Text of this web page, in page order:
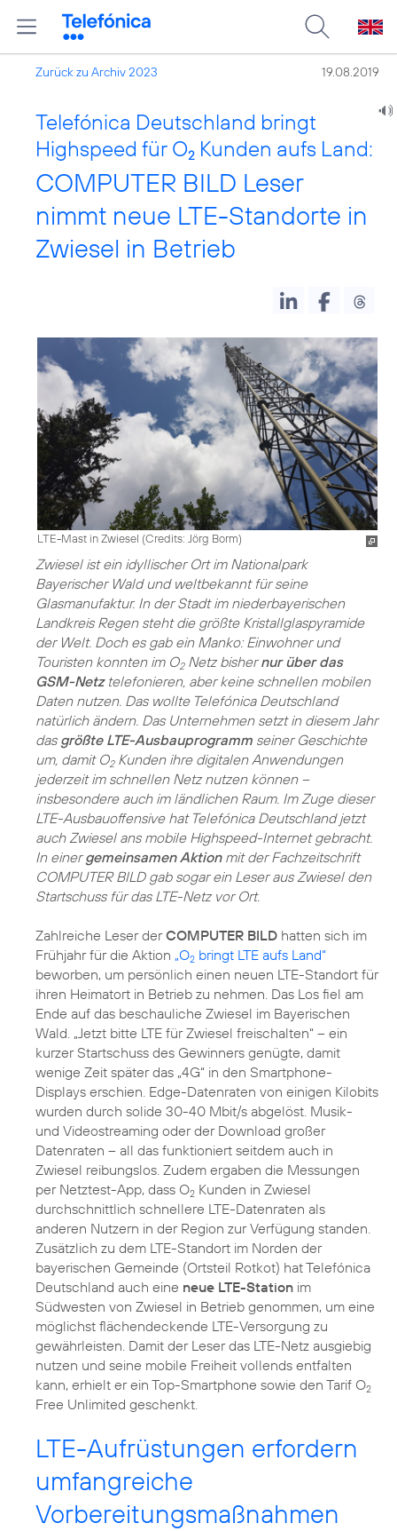
Zurück zu Archiv 2023 19.08.2019
Telefónica Deutschland bringt
Highspeed für O2 Kunden aufs Land:
COMPUTER BILD Leser
nimmt neue LTE-Standorte in
Zwiesel in Betrieb
LTE-Mast in Zwiesel (Credits: Jörg Borm)
Zwiesel ist ein idyllischer Ort im Nationalpark
Bayerischer Wald und weltbekannt für seine
Glasmanufaktur. In der Stadt im niederbayerischen
Landkreis Regen steht die größte Kristallglaspyramide
der Welt. Doch es gab ein Manko: Einwohner und
Touristen konnten im O2Netz bishernur über das
GSM-Netztelefonieren, aber keine schnellen mobilen
Daten nutzen. Das wollte Telefónica Deutschland
natürlich ändern. Das Unternehmen setzt in diesem Jahr
das größte LTE-Ausbauprogramm seiner Geschichte
um, damit O2Kunden ihre digitalen Anwendungen
jederzeit im schnellen Netz nutzen können –
insbesondere auch im ländlichen Raum. Im Zuge dieser
LTE-Ausbauoffensive hat Telefónica Deutschland jetzt
auch Zwiesel ans mobile Highspeed-Internet gebracht.
In einergemeinsamen Aktionmit der Fachzeitschrift
COMPUTER BILD gab sogar ein Leser aus Zwiesel den
Startschuss für das LTE-Netz vor Ort.
Zahlreiche Leser derCOMPUTER BILD hatten sich im
Frühjahr für die Aktion „O2 bringt LTE aufs Land“
beworben, um persönlich einen neuen LTE-Standort für
ihren Heimatort in Betrieb zu nehmen. Das Los fiel am
Ende auf das beschauliche Zwiesel im Bayerischen
Wald. „Jetzt bitte LTE für Zwiesel freischalten“ – ein
kurzer Startschuss des Gewinners genügte, damit
wenige Zeit später das „4G“ in den Smartphone-
Displays erschien. Edge-Datenraten von einigen Kilobits
wurden durch solide 30-40 Mbit/s abgelöst. Musik-
und Videostreaming oder der Download großer
Datenraten – all das funktioniert seitdem auch in
Zwiesel reibungslos. Zudem ergaben die Messungen
per Netztest-App, dass O2 Kunden in Zwiesel
durchschnittlich schnellere LTE-Datenraten als
anderen Nutzern in der Region zur Verfügung standen.
Zusätzlich zu dem LTE-Standort im Norden der
bayerischen Gemeinde (Ortsteil Rotkot) hat Telefónica
Deutschland auch eine neue LTE-Station im
Südwesten von Zwiesel in Betrieb genommen, um eine
möglichst flächendeckende LTE-Versorgung zu
gewährleisten. Damit der Leser das LTE-Netz ausgiebig
nutzen und seine mobile Freiheit vollends entfalten
kann, erhielt er ein Top-Smartphone sowie den Tarif O2
Free Unlimited geschenkt.
LTE-Aufrüstungen erfordern
umfangreiche
Vorbereitungsmaßnahmen